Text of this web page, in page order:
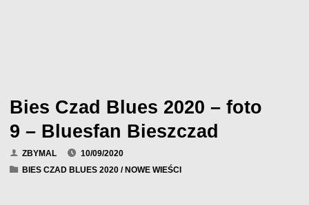
Bies Czad Blues 2020 – foto
9 – Bluesfan Bieszczad
ZBYMAL
10/09/2020
BIES CZAD BLUES 2020 / NOWE WIEŚCI